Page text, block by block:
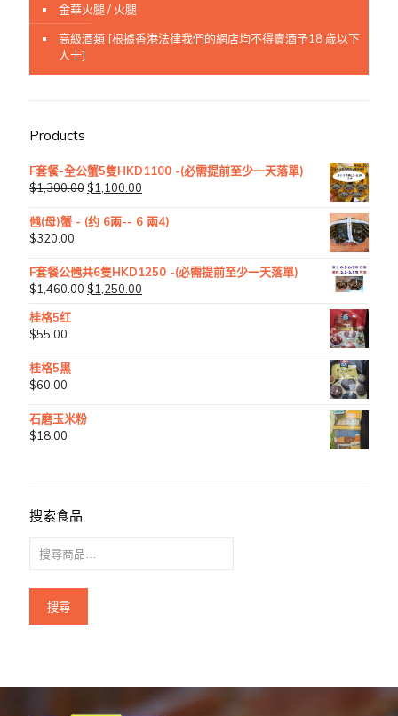
金華火腿 / 火腿
高級酒類 [根據香港法律我們的網店均不得賣酒予18 歲以下
人士]
Products
F套餐-全公蟹5隻HKD1100 -(必需提前至少一天落單)
$1,300.00$1,100.00
乸(母)蟹 - (约 6兩-- 6 兩4)
$320.00
F套餐公乸共6隻HKD1250 -(必需提前至少一天落單)
$1,460.00$1,250.00
桂格5红
$55.00
桂格5黒
$60.00
石磨玉米粉
$18.00
搜索食品
搜尋